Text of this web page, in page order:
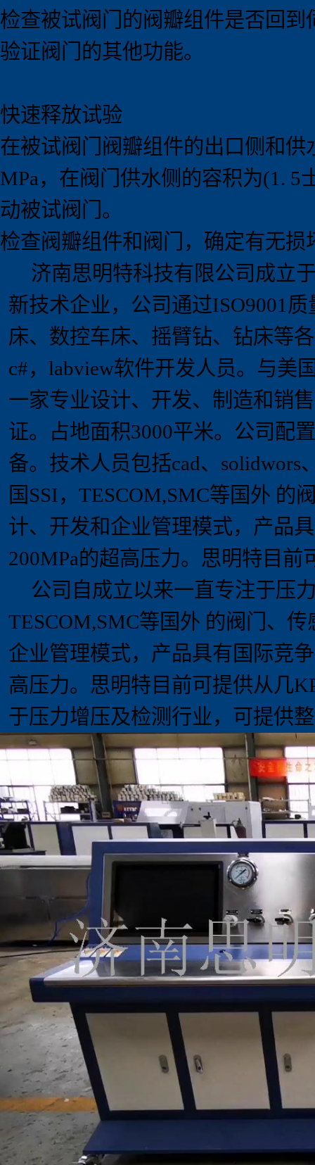
检查被试阀门的阀瓣组件是否回
验证阀门的其他功能。
快速释放试验
在被试阀门阀瓣组件的出口侧和
MPa，在阀门供水侧的容积为(1. 5
动被试阀门。
检查阀瓣组件和阀门，确定有无
济南思明特科技有限公司成立
新技术企业， 公司通过ISO9001 质
床、数控车床、摇臂钻、钻床等
c#，labview软件开发人员。 与美
一家专业设计、开发、制造和销
证。占地面积3000平米。 公司配
备。技术人员包括cad、 solidwors
国 SSI，TESCOM,SMC等国外 的
计、开发和企业管理模式，产品
200MPa的超高压力。思明特目前
公司自成立以来一直专注于压
TESCOM,SMC等国外 的阀门、
企业管理模式，产品具有国际竞
高压力。思明特目前可提供从几
于压力增压及检测行业，可提供